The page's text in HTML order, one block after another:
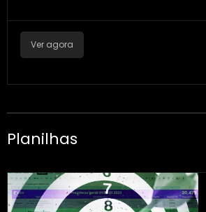
Ver agora
Planilhas